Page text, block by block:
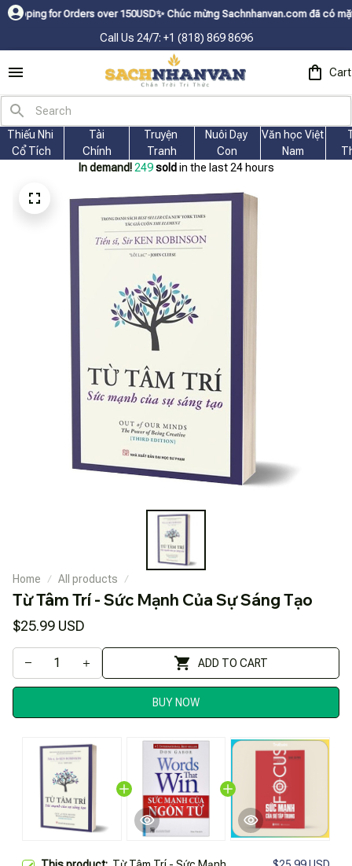
Orders over 150USDㅤ✨Chúc mừng Sachnhanvan.com đã có mặt hơn
Call Us 24/7: +1 (818) 869 8696
Cart
Thiếu Nhi
Cổ Tích
Tài
Chính
Truyện
Tranh
Nuôi Dạy
Con
Văn học Việt
Nam
In demand! 250 sold in the last 24 hours
Home All products
Từ Tâm Trí - Sức Mạnh Của Sự Sáng Tạo
$25.99 USD
ADD TO CART
BUY NOW